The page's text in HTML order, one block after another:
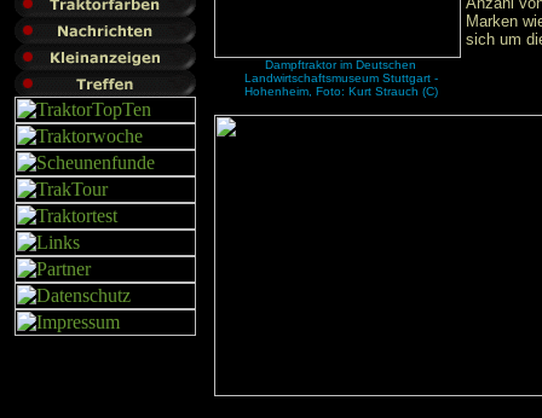
Marken
sich um
Dampftraktor im Deutschen
Landwirtschaftsmuseum Stuttgart -
Hohenheim, Foto: Kurt Strauch (C)